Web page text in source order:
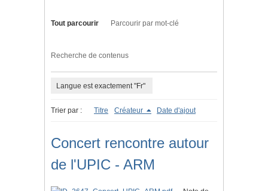
Tout parcourir Parcourir par mot-clé
Recherche de contenus
Langue est exactement "Fr"
Trier par : Titre Créateur Date d'ajout
Concert rencontre autour
de l'UPIC - ARM